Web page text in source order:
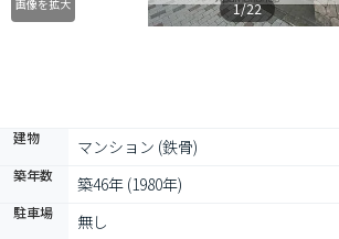
画像を拡大 1/22
建物 マンション (鉄骨)
築年数 築46年 (1980年)
駐車場 無し